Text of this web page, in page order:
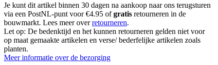
Je kunt dit artikel binnen 30 dagen na aankoop naar ons terugsturen
via een PostNL-punt voor €4.95 ofgratis retourneren in de
bouwmarkt. Lees meer overretourneren.
Let op: De bedenktijd en het kunnen retourneren gelden niet voor
op maat gemaakte artikelen en verse/ bederfelijke artikelen zoals
planten.
Meer informatie over de bezorging